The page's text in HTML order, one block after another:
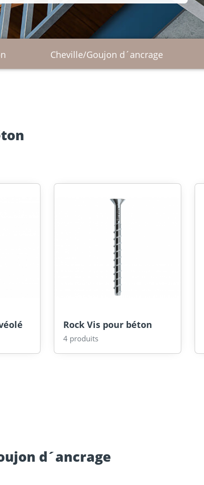
Ancrages pour béton
et maçonnerie
Cheville/Goujon d´ancrage
Rock Vis pour béton
4 produits
d´ancrage